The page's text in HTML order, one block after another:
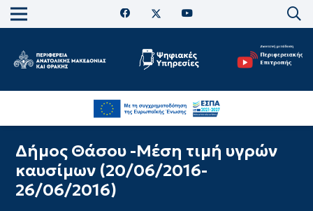
Δήμος Θάσου -Μέση τιμή υγρών
καυσίμων (20/06/2016-
26/06/2016)